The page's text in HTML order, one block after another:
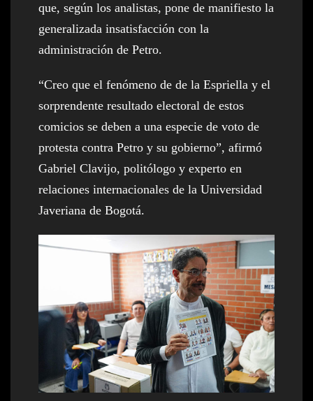
que, según los analistas, pone de manifiesto la
generalizada insatisfacción con la
administración de Petro.
“Creo que el fenómeno de de la Espriella y el
sorprendente resultado electoral de estos
comicios se deben a una especie de voto de
protesta contra Petro y su gobierno”, afirmó
Gabriel Clavijo, politólogo y experto en
relaciones internacionales de la Universidad
Javeriana de Bogotá.